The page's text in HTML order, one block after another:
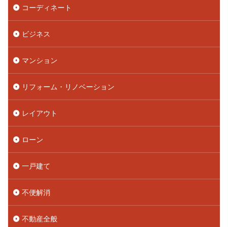
コーディネート
ビジネス
マンション
リフォーム・リノベーション
レイアウト
ローン
一戸建て
不便解消
不動産全般